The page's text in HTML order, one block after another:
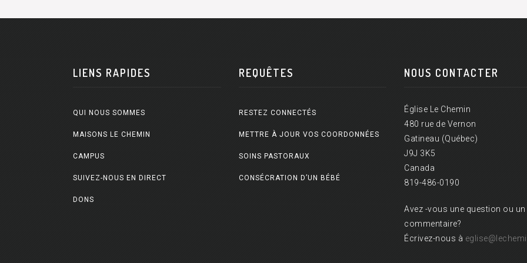
LIENS RAPIDES
QUI NOUS SOMMES
MAISONS LE CHEMIN
CAMPUS
SUIVEZ-NOUS EN DIRECT
DONS
REQUÊTES
RESTEZ CONNECTÉS
METTRE À JOUR VOS COORDONNÉES
SOINS PASTORAUX
CONSÉCRATION D’UN BÉBÉ
NOUS CONTACTER
Église Le Chemin
480 rue de Vernon
Gatineau (Québec)
J9J 3K5
Canada
819-486-0190
Avez -vous une question ou un
commentaire?
Écrivez-nous à